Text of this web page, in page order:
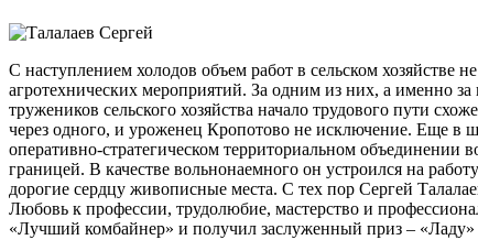
С наступлением холодов объем работ в сельском хозяйстве
агротехнических мероприятий. За одним из них, а именно
тружеников сельского хозяйства начало трудового пути
через одного, и уроженец Кропотово не исключение. Еще в
оперативно-стратегическом территориальном
границей. В качестве вольнонаемного он устроился на
дорогие сердцу живописные места. С тех пор Сергей
Любовь к профессии, трудолюбие, мастерство и
«Лучший комбайнер» и получил заслуженный приз – «Ладу»